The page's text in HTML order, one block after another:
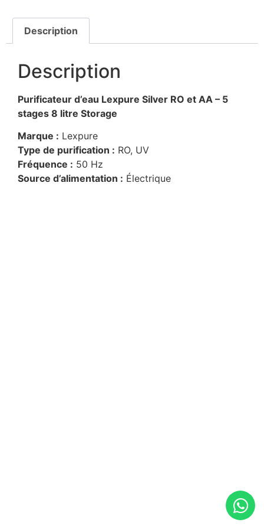
Description
Description
Purificateur d’eau Lexpure Silver RO et AA – 5
stages 8 litre Storage
Marque : Lexpure
Type de purification : RO, UV
Fréquence : 50 Hz
Source d’alimentation : Électrique